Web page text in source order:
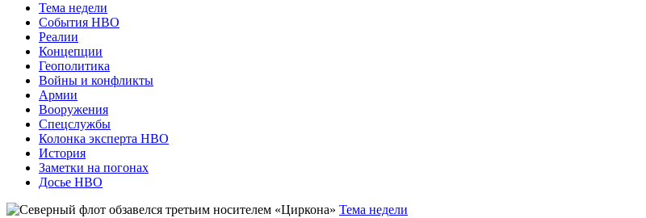
Тема недели
События НВО
Реалии
Концепции
Геополитика
Войны и конфликты
Армии
Вооружения
Спецслужбы
Колонка эксперта НВО
История
Заметки на погонах
Досье НВО
Тема недели